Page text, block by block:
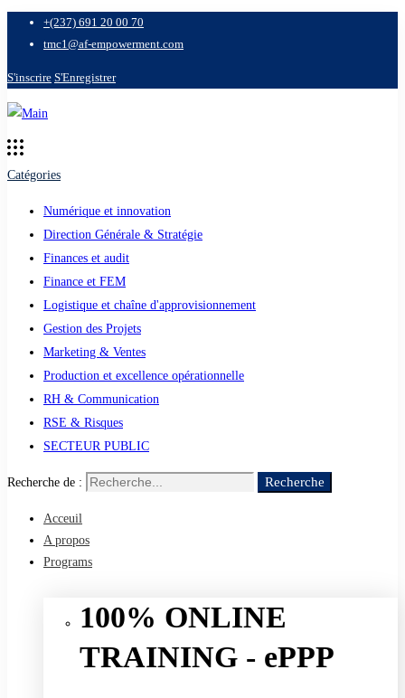
+(237) 691 20 00 70
tmc1@af-empowerment.com
S'inscrire S'Enregistrer
Catégories
Numérique et innovation
Direction Générale & Stratégie
Finances et audit
Finance et FEM
Logistique et chaîne d'approvisionnement
Gestion des Projets
Marketing & Ventes
Production et excellence opérationnelle
RH & Communication
RSE & Risques
SECTEUR PUBLIC
Recherche de : Recherche
Acceuil
A propos
Programs
100% ONLINE
TRAINING - ePPP